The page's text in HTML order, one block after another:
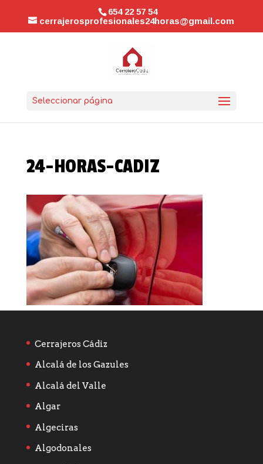
654 22 57 54
cerrajerosprofesionales24horas@gmail.com
Seleccionar página
24-HORAS-CADIZ
Cerrajeros Cádiz
Alcalá de los Gazules
Alcalá del Valle
Algar
Algeciras
Algodonales